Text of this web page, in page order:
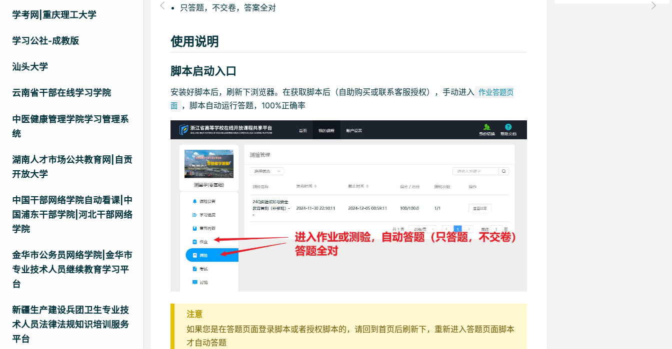
学考网|重庆理工大学
学习公社-成教版
汕头大学
云南省干部在线学习学院
中医健康管理学院学习管理系
统
湖南人才市场公共教育网|自贡
开放大学
中国干部网络学院自动看课|中
国浦东干部学院|河北干部网络
学院
金华市公务员网络学院|金华市
专业技术人员继续教育学习平
台
新疆生产建设兵团卫生专业技
术人员法律法规知识培训服务
平台
只答题，不交卷，答案全对
使用说明
脚本启动入口
安装好脚本后，刷新下浏览器。在获取脚本后（自助购买或联系客服授权），手动进入
作业答题页
面
，脚本自动运行答题，100%正确率
注意
如果您是在答题页面登录脚本或者授权脚本的，请回到首页后刷新下，重新进入答题页面脚本
才自动答题